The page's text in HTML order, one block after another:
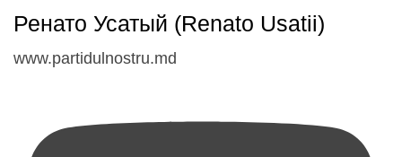
Ренато Усатый (Renato Usatii)
www.partidulnostru.md